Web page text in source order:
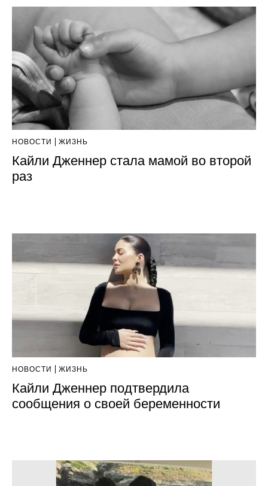
НОВОСТИ ЖИЗНЬ
Кайли Дженнер стала мамой во второй
раз
НОВОСТИ ЖИЗНЬ
Кайли Дженнер подтвердила
сообщения о своей беременности